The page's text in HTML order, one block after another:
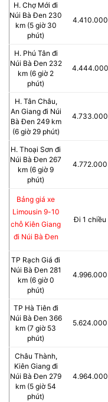
H. Chợ Mới đi
Núi Bà Đen 230
km (5 giờ 30
phút)
4.410.000
H. Phú Tân đi
Núi Bà Đen 232
km (6 giờ 2
phút)
4.444.000
H. Tân Châu,
An Giang đi Núi
Bà Đen 249 km
(6 giờ 29 phút)
4.733.000
H. Thoại Sơn đi
Núi Bà Đen 267
km (6 giờ 9
phút)
4.772.000
Bảng giá xe
Limousin 9-10
chỗ Kiên Giang
đi Núi Bà Đen
Đi 1 chiều
TP Rạch Giá đi
Núi Bà Đen 281
km (6 giờ 0
phút)
4.996.000
TP Hà Tiên đi
Núi Bà Đen 366
km (7 giờ 53
phút)
5.624.000
Châu Thành,
Kiên Giang đi
Núi Bà Đen 279
km (5 giờ 54
phút)
4.964.000